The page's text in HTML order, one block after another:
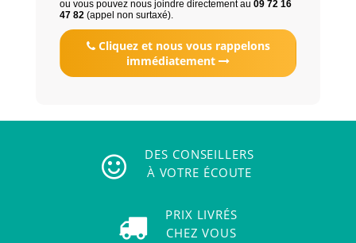
ou vous pouvez nous joindre directement au 09 72 16
47 82 (appel non surtaxé).
Cliquez et nous vous rappelons
immédiatement
DES CONSEILLERS
À VOTRE ÉCOUTE
PRIX LIVRÉS
CHEZ VOUS